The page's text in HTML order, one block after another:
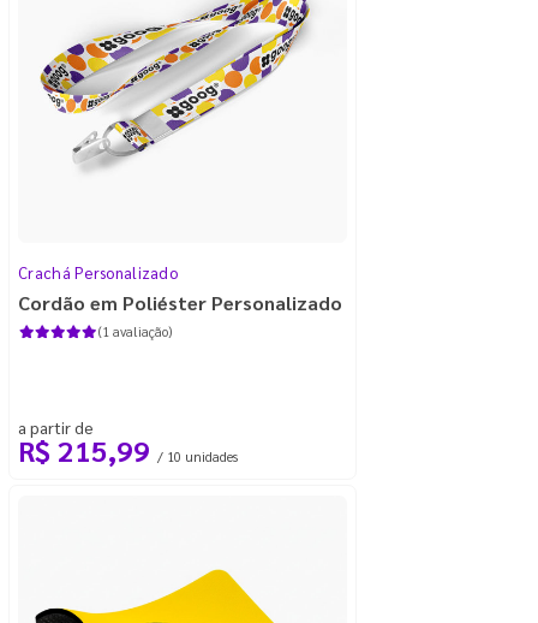
Crachá Personalizado
Cordão em Poliéster Personalizado
(1 avaliação)
a partir de
R$ 215,99 / 10 unidades